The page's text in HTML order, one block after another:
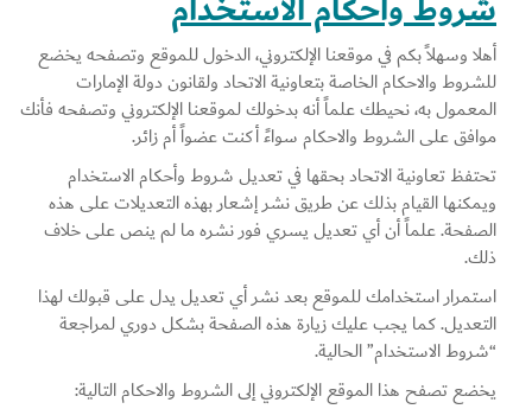
أهلا وسهلاً بكم في موقعنا الإلكتروني، الدخول للموقع وتصفحه يخضع
للشروط والاحكام الخاصة بتعاونية الاتحاد ولقانون دولة الإمارات
المعمول به، نحيطك علماً أنه بدخولك لموقعنا الإلكتروني وتصفحه فأنك
موافق على الشروط والاحكام سواءً أكنت عضواً أم زائر.
تحتفظ تعاونية الاتحاد بحقها في تعديل شروط وأحكام الاستخدام
ويمكنها القيام بذلك عن طريق نشر إشعار بهذه التعديلات على هذه
الصفحة. علماً أن أي تعديل يسري فور نشره ما لم ينص على خلاف
ذلك.
استمرار استخدامك للموقع بعد نشر أي تعديل يدل على قبولك لهذا
التعديل. كما يجب عليك زيارة هذه الصفحة بشكل دوري لمراجعة
“شروط الاستخدام” الحالية.
يخضع تصفح هذا الموقع الإلكتروني إلى الشروط والاحكام التالية:
Set Youtube Channel ID